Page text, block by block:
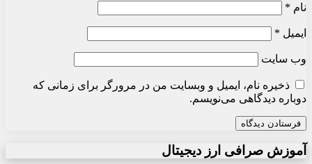
نام *
ایمیل *
وب‌ سایت
ذخیره نام، ایمیل و وبسایت من در مرورگر برای زمانی که
دوباره دیدگاهی می‌نویسم.
آموزش صرافی ارز دیجیتال